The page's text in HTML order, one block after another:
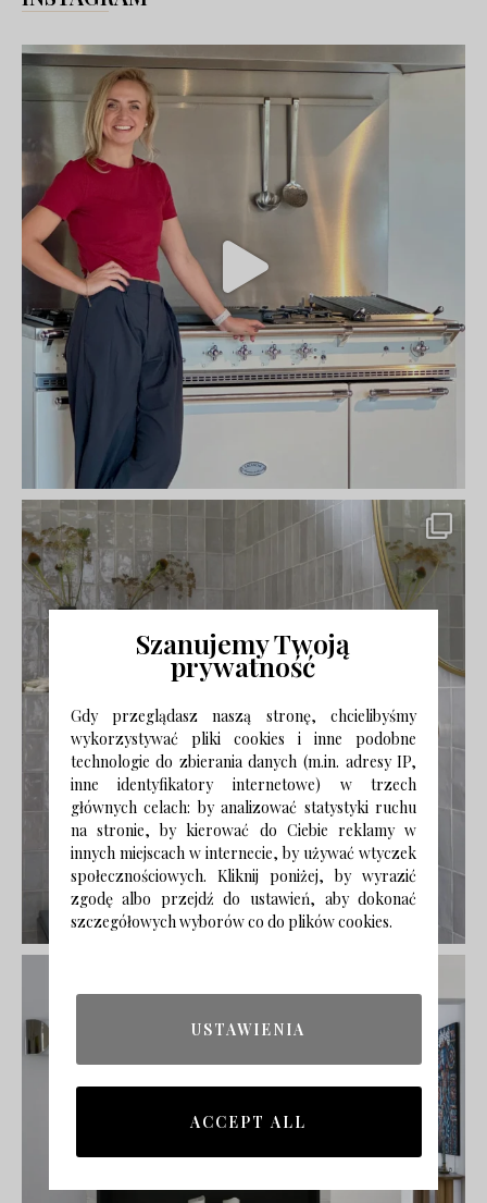
Szanujemy Twoją
prywatność
Gdy przeglądasz naszą stronę, chcielibyśmy
wykorzystywać pliki cookies i inne podobne
technologie do zbierania danych (m.in. adresy IP,
inne identyfikatory internetowe) w trzech
głównych celach: by analizować statystyki ruchu
na stronie, by kierować do Ciebie reklamy w
innych miejscach w internecie, by używać wtyczek
społecznościowych. Kliknij poniżej, by wyrazić
zgodę albo przejdź do ustawień, aby dokonać
szczegółowych wyborów co do plików cookies.
USTAWIENIA
ACCEPT ALL